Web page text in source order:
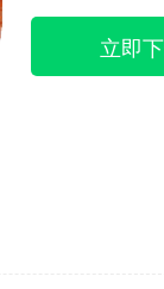
立即